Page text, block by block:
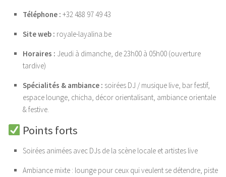
Téléphone : +32 488 97 49 43
Site web : royale-layalina.be
Horaires : Jeudi à dimanche, de 23h00 à 05h00 (ouverture
tardive)
Spécialités & ambiance : soirées DJ / musique live, bar festif,
espace lounge, chicha, décor orientalisant, ambiance orientale
& festive.
Points forts
Soirées animées avec DJs de la scène locale et artistes live
Ambiance mixte : lounge pour ceux qui veulent se détendre, piste